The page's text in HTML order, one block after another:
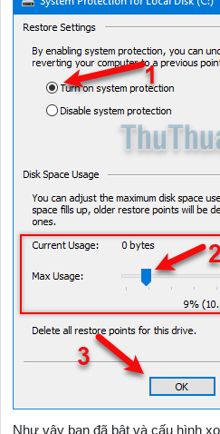
Như vậy bạn đã bật và cấu hình